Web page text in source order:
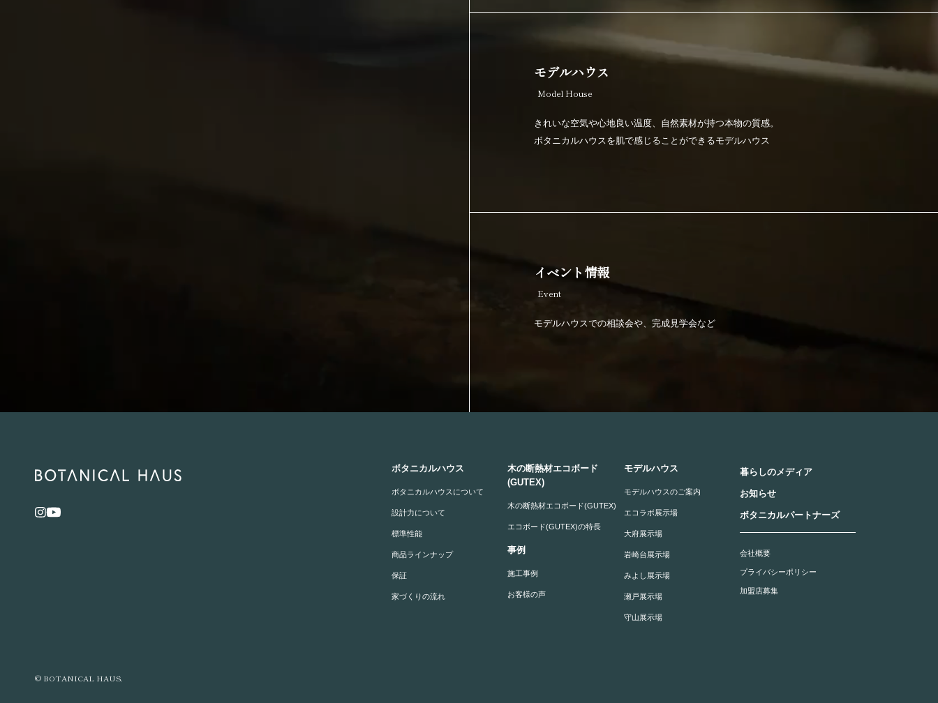
モデルハウス
Model House
きれいな空気や心地良い温度、自然素材が持つ本物の質感。
ボタニカルハウスを肌で感じることができるモデルハウス
イベント情報
Event
モデルハウスでの相談会や、完成見学会など
ボタニカルハウス
ボタニカルハウスについて
設計力について
標準性能
商品ラインナップ
保証
家づくりの流れ
木の断熱材エコボード
(GUTEX)
木の断熱材エコボード(GUTEX)
エコボード(GUTEX)の特長
事例
施工事例
お客様の声
モデルハウス
モデルハウスのご案内
エコラボ展示場
大府展示場
岩崎台展示場
みよし展示場
瀬戸展示場
守山展示場
暮らしのメディア
お知らせ
ボタニカルパートナーズ
会社概要
プライバシーポリシー
加盟店募集
© BOTANICAL HAUS.